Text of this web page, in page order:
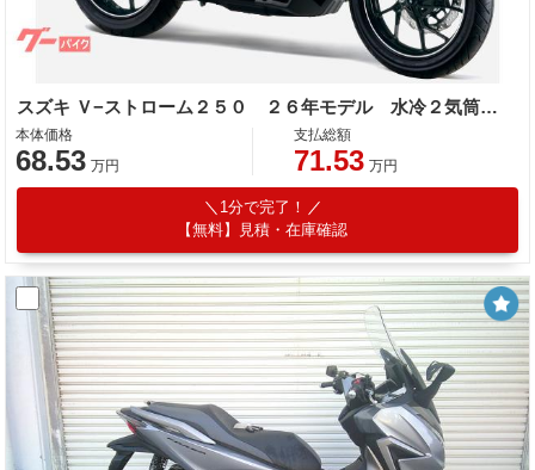
スズキ Ｖ−ストローム２５０ ２６年モデル 水冷２気筒エンジン ＬＥＤヘッドライト標準装備
本体価格
68.53 万円
支払総額
71.53 万円
1分で完了！
【無料】見積・在庫確認